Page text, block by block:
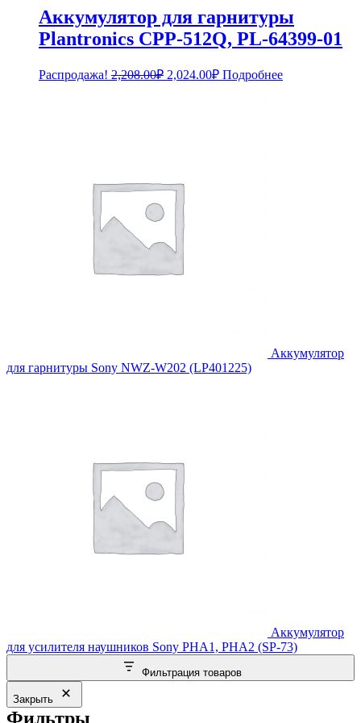
Аккумулятор для гарнитуры
Plantronics CPP-512Q, PL-64399-01
Распродажа! 2,208.00₽ Первоначальная
2,024.00₽Текущая
Подробнее
Аккумулятор
для гарнитуры Sony NWZ-W202 (LP401225)
Аккумулятор
для усилителя наушников Sony PHA1, PHA2 (SP-73)
Фильтрация товаров
Закрыть
Фильтры